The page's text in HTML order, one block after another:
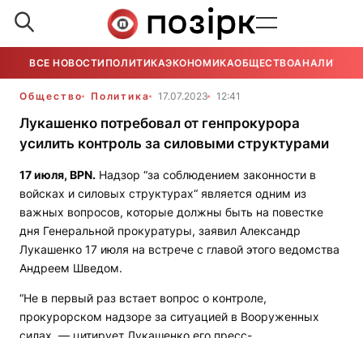
ВСЕ НОВОСТИ ПОЛИТИКАЭКОНОМИКАОБЩЕСТВОАНАЛИТИКА
Общество Политика 17.07.2023 12:41
Лукашенко потребовал от генпрокурора
усилить контроль за силовыми структурами
17 июля, BPN. Надзор “за соблюдением законности в
войсках и силовых структурах“ является одним из
важных вопросов, которые должны быть на повестке
дня Генеральной прокуратуры, заявил Александр
Лукашенко 17 июля на встрече с главой этого ведомства
Андреем Шведом.
“Не в первый раз встает вопрос о контроле,
прокурорском надзоре за ситуацией в Вооруженных
силах, — цитирует Лукашенко его пресс-